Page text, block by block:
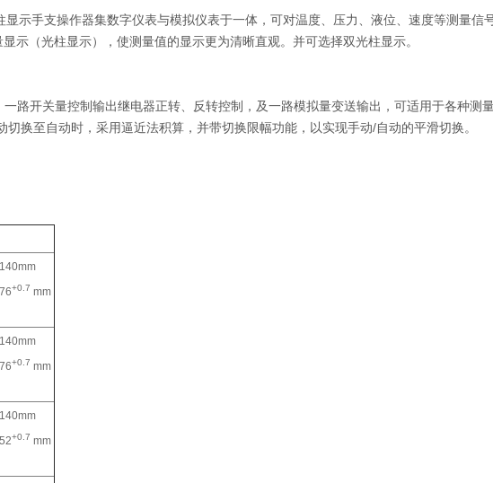
示手支操作器集数字仪表与模拟仪表于一体，可对温度、压力、液位、速度等测量信
示（光柱显示），使测量值的显示更为清晰直观。并可选择双光柱显示。
路开关量控制输出继电器正转、反转控制，及一路模拟量变送输出，可适用于各种测量
换至自动时，采用逼近法积算，并带切换限幅功能，以实现手动/自动的平滑切换。
+0.7 mm
+0.7 mm
+0.7 mm